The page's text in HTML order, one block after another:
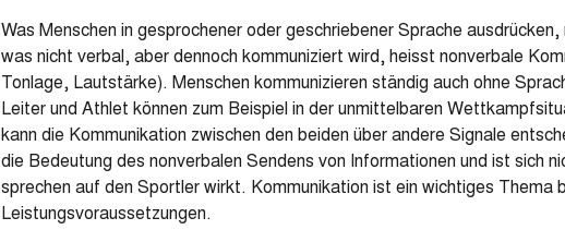
Was Menschen in gesprochener oder geschriebener Sprache
was nicht verbal, aber dennoch kommuniziert wird, heisst nonverbale
Tonlage, Lautstärke). Menschen kommunizieren ständig auch ohne
Leiter und Athlet können zum Beispiel in der unmittelbaren
kann die Kommunikation zwischen den beiden über andere Signale
die Bedeutung des nonverbalen Sendens von Informationen und ist sich
sprechen auf den Sportler wirkt. Kommunikation ist ein wichtiges Thema
Leistungsvoraussetzungen.